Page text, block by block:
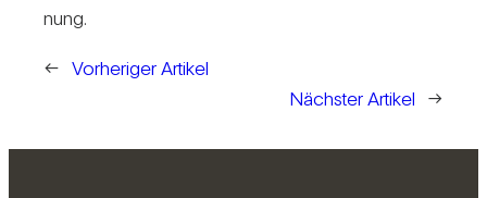
nung.
← Vorheriger Artikel
Nächster Artikel
→